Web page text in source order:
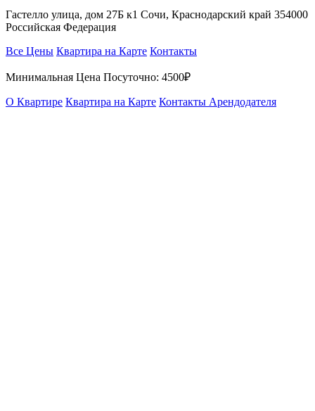
Гастелло улица, дом 27Б к1 Сочи, Краснодарский край 354000
Российская Федерация
Все Цены Квартира на Карте Контакты
Минимальная Цена Посуточно: 4500₽
О Квартире Квартира на Карте Контакты Арендодателя